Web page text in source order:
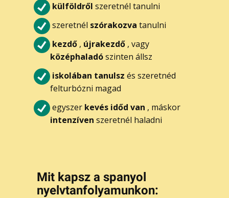
külföldről szeretnél tanulni
szeretnél szórakozva tanulni
kezdő , újrakezdő , vagy
középhaladó szinten állsz
iskolában tanulsz és szeretnéd
felturbózni magad
egyszer kevés időd van , máskor
intenzíven szeretnél haladni
Mi​t kapsz a spanyol
nyelvtanfolyamunkon: